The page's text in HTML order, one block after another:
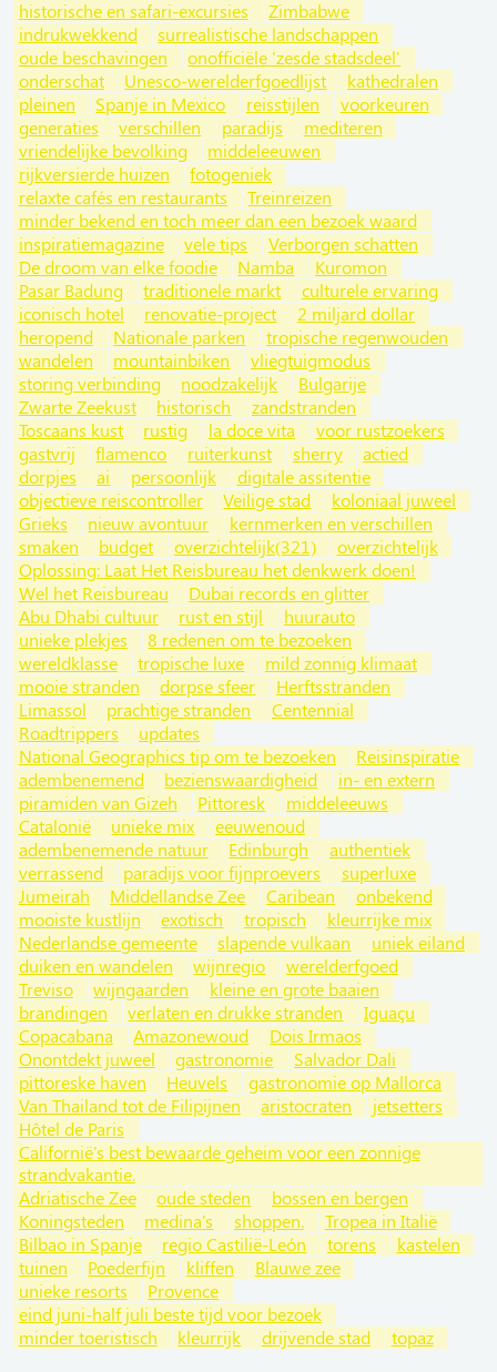
historische en safari-excursies
Zimbabwe
indrukwekkend
surrealistische landschappen
oude beschavingen
onofficiële 'zesde stadsdeel'
onderschat
Unesco-werelderfgoedlijst
kathedralen
pleinen
Spanje in Mexico reisstijlen
voorkeuren
generaties
verschillen paradijs
mediteren
vriendelijke bevolking
middeleeuwen
rijkversierde huizen
fotogeniek
relaxte cafés en restaurants
Treinreizen
minder bekend en toch meer dan een bezoek waard
inspiratiemagazine
vele tips
Verborgen schatten
De droom van elke foodie
Namba
Kuromon
Pasar Badung
traditionele markt
culturele ervaring
iconisch hotel
renovatie-project
2 miljard dollar
heropend
Nationale parken
tropische regenwouden
wandelen
mountainbiken
vliegtuigmodus
storing verbinding
noodzakelijk
Bulgarije
Zwarte Zeekust
historisch
zandstranden
Toscaans kust
rustig la doce vita
voor rustzoekers
gastvrij
flamenco ruiterkunst sherry
actied
dorpjes
ai persoonlijk
digitale assitentie
objectieve reiscontroller
Veilige stad
koloniaal juweel
Grieks
nieuw avontuur
kernmerken en verschillen
smaken
budget overzichtelijk(321)
overzichtelijk
Oplossing: Laat Het Reisbureau het denkwerk doen!
Wel het Reisbureau
Dubai records en glitter
Abu Dhabi cultuur
rust en stijl
huurauto
unieke plekjes
8 redenen om te bezoeken
wereldklasse
tropische luxe
mild zonnig klimaat
mooie stranden
dorpse sfeer
Herftsstranden
Limassol
prachtige stranden
Centennial
Roadtrippers
updates
National Geographics tip om te bezoeken
Reisinspiratie
adembenemend
bezienswaardigheid
in- en extern
piramiden van Gizeh
Pittoresk
middeleeuws
Catalonië
unieke mix
eeuwenoud
adembenemende natuur
Edinburgh
authentiek
verrassend
paradijs voor fijnproevers
superluxe
Jumeirah
Middellandse Zee Caribean
onbekend
mooiste kustlijn
exotisch tropisch
kleurrijke mix
Nederlandse gemeente
slapende vulkaan
uniek eiland
duiken en wandelen
wijnregio
werelderfgoed
Treviso
wijngaarden
kleine en grote baaien
brandingen
verlaten en drukke stranden
Iguaçu
Copacabana
Amazonewoud
Dois Irmaos
Onontdekt juweel
gastronomie
Salvador Dali
pittoreske haven
Heuvels
gastronomie op Mallorca
Van Thailand tot de Filipijnen
aristocraten
jetsetters
Hôtel de Paris
Californië's best bewaarde geheim voor een zonnige
strandvakantie.
Adriatische Zee
oude steden
bossen en bergen
Koningsteden
medina's shoppen.
Tropea in Italië
Bilbao in Spanje
regio Castilië-León torens
kastelen
tuinen
Poederfijn kliffen
Blauwe zee
unieke resorts
Provence
eind juni-half juli beste tijd voor bezoek
minder toeristisch
kleurrijk drijvende stad topaz